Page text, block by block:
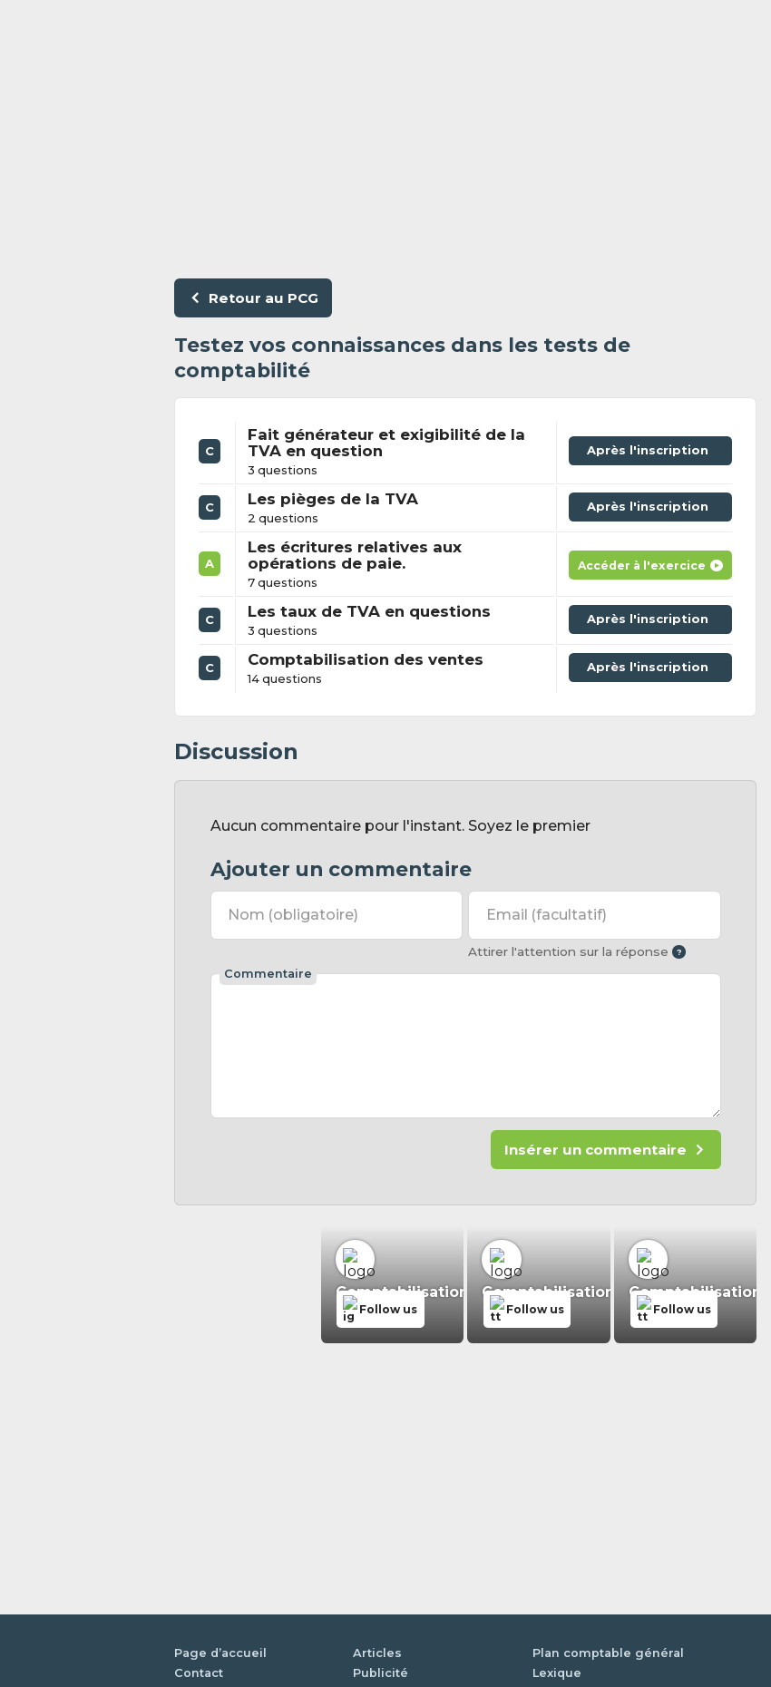
Retour au PCG
Testez vos connaissances dans les tests de
comptabilité
C
Fait générateur et exigibilité de la
TVA en question
3 questions
Après l'inscription
C Les pièges de la TVA
2 questions
Après l'inscription
A
Les écritures relatives aux
opérations de paie.
7 questions
Accéder à l'exercice
C Les taux de TVA en questions
3 questions
Après l'inscription
C Comptabilisation des ventes
14 questions
Après l'inscription
Discussion
Aucun commentaire pour l'instant. Soyez le premier
Ajouter un commentaire
Nom (obligatoire) Email (facultatif)
Attirer l'attention sur la réponse
Commentaire
Insérer un commentaire
Comptabilisation.fr
Follow us
Comptabilisation.fr
Follow us
Comptabilisation.fr
Follow us
Page d’accueil Articles
Plan comptable général
Contact
Publicité
Lexique